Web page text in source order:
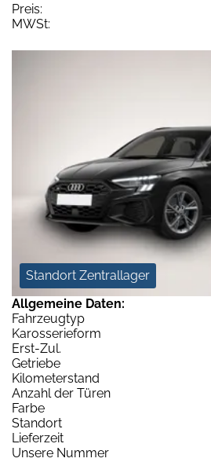
Preis:
MWSt:
Standort Zentrallager
Allgemeine Daten:
Fahrzeugtyp
Karosserieform
Erst-Zul.
Getriebe
Kilometerstand
Anzahl der Türen
Farbe
Standort
Lieferzeit
Unsere Nummer